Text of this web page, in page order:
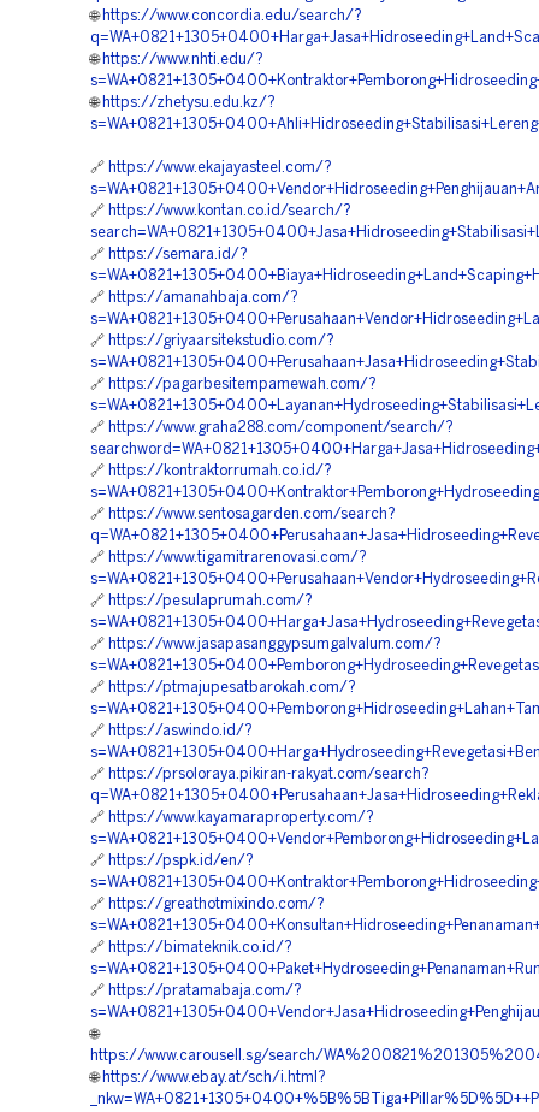
🌐 https://www.concordia.edu/search/?
🌐 https://www.nhti.edu/?
🌐 https://zhetysu.edu.kz/?
🔗 https://www.ekajayasteel.com/?
🔗 https://www.kontan.co.id/search/?
🔗 https://semara.id/?
🔗 https://amanahbaja.com/?
🔗 https://griyaarsitekstudio.com/?
🔗 https://pagarbesitempamewah.com/?
🔗 https://www.graha288.com/component/search/?
🔗 https://kontraktorrumah.co.id/?
🔗 https://www.sentosagarden.com/search?
🔗 https://www.tigamitrarenovasi.com/?
🔗 https://pesulaprumah.com/?
🔗 https://www.jasapasanggypsumgalvalum.com/?
🔗 https://ptmajupesatbarokah.com/?
🔗 https://aswindo.id/?
🔗 https://prsoloraya.pikiran-rakyat.com/search?
🔗 https://www.kayamaraproperty.com/?
🔗 https://pspk.id/en/?
🔗 https://greathotmixindo.com/?
🔗 https://bimateknik.co.id/?
🔗 https://pratamabaja.com/?
🌐
https://www.carousell.sg/search/
🌐 https://www.ebay.at/sch/i.html?